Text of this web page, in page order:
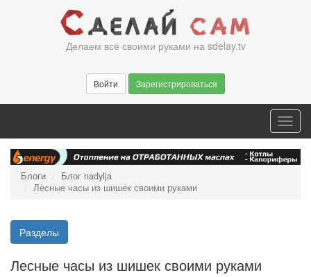
Делаем всё своими руками на sdelay.tv
Войти Зарегистрироваться
Блоги
Блог nadylja
Лесные часы из шишек своими руками
Разделы
Лесные часы из шишек своими руками